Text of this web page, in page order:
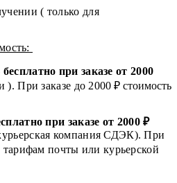
( только для
бесплатно при заказе от 2000
). При заказе до 2000 ₽ стоимость
при заказе от 2000 ₽
компания СДЭК). При
тарифам почты или курьерской